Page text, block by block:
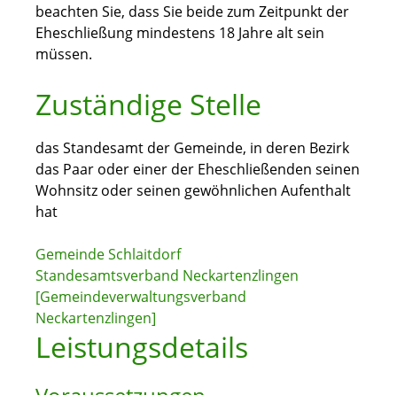
beachten Sie, dass Sie beide zum Zeitpunkt der
Eheschließung mindestens 18 Jahre alt sein
müssen.
Zuständige Stelle
das Standesamt der Gemeinde, in deren Bezirk
das Paar oder einer der Eheschließenden seinen
Wohnsitz oder seinen gewöhnlichen Aufenthalt
hat
Gemeinde Schlaitdorf
Standesamtsverband Neckartenzlingen
[Gemeindeverwaltungsverband
Neckartenzlingen]
Leistungsdetails